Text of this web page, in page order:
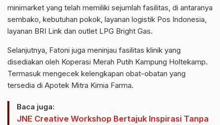
minimarket yang telah memiliki sejumlah fasilitas, di antaranya
sembako, kebutuhan pokok, layanan logistik Pos Indonesia,
layanan BRI Link dan outlet LPG Bright Gas.
Selanjutnya, Fatoni juga meninjau fasilitas klinik yang
disediakan oleh Koperasi Merah Putih Kampung Holtekamp.
Termasuk mengecek kelengkapan obat-obatan yang
tersedia di Apotek Mitra Kimia Farma.
Baca juga:
JNE Creative Workshop Bertajuk Inspirasi Tanpa